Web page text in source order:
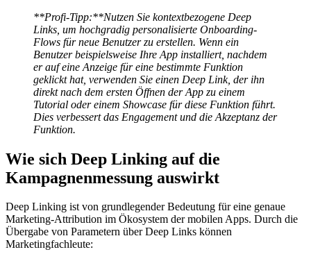
**Profi-Tipp:**Nutzen Sie kontextbezogene Deep
Links, um hochgradig personalisierte Onboarding-
Flows für neue Benutzer zu erstellen. Wenn ein
Benutzer beispielsweise Ihre App installiert, nachdem
er auf eine Anzeige für eine bestimmte Funktion
geklickt hat, verwenden Sie einen Deep Link, der ihn
direkt nach dem ersten Öffnen der App zu einem
Tutorial oder einem Showcase für diese Funktion führt.
Dies verbessert das Engagement und die Akzeptanz der
Funktion.
Wie sich Deep Linking auf die
Kampagnenmessung auswirkt
Deep Linking ist von grundlegender Bedeutung für eine genaue
Marketing-Attribution im Ökosystem der mobilen Apps. Durch die
Übergabe von Parametern über Deep Links können
Marketingfachleute: